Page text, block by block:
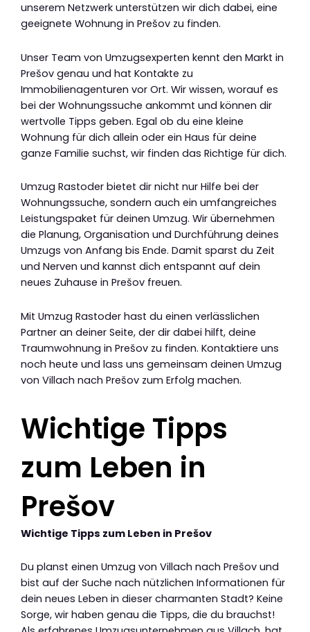
unserem Netzwerk unterstützen wir dich dabei, eine
geeignete Wohnung in Prešov zu finden.
Unser Team von Umzugsexperten kennt den Markt in
Prešov genau und hat Kontakte zu
Immobilienagenturen vor Ort. Wir wissen, worauf es
bei der Wohnungssuche ankommt und können dir
wertvolle Tipps geben. Egal ob du eine kleine
Wohnung für dich allein oder ein Haus für deine
ganze Familie suchst, wir finden das Richtige für dich.
Umzug Rastoder bietet dir nicht nur Hilfe bei der
Wohnungssuche, sondern auch ein umfangreiches
Leistungspaket für deinen Umzug. Wir übernehmen
die Planung, Organisation und Durchführung deines
Umzugs von Anfang bis Ende. Damit sparst du Zeit
und Nerven und kannst dich entspannt auf dein
neues Zuhause in Prešov freuen.
Mit Umzug Rastoder hast du einen verlässlichen
Partner an deiner Seite, der dir dabei hilft, deine
Traumwohnung in Prešov zu finden. Kontaktiere uns
noch heute und lass uns gemeinsam deinen Umzug
von Villach nach Prešov zum Erfolg machen.
Wichtige Tipps
zum Leben in
Prešov
Wichtige Tipps zum Leben in Prešov
Du planst einen Umzug von Villach nach Prešov und
bist auf der Suche nach nützlichen Informationen für
dein neues Leben in dieser charmanten Stadt? Keine
Sorge, wir haben genau die Tipps, die du brauchst!